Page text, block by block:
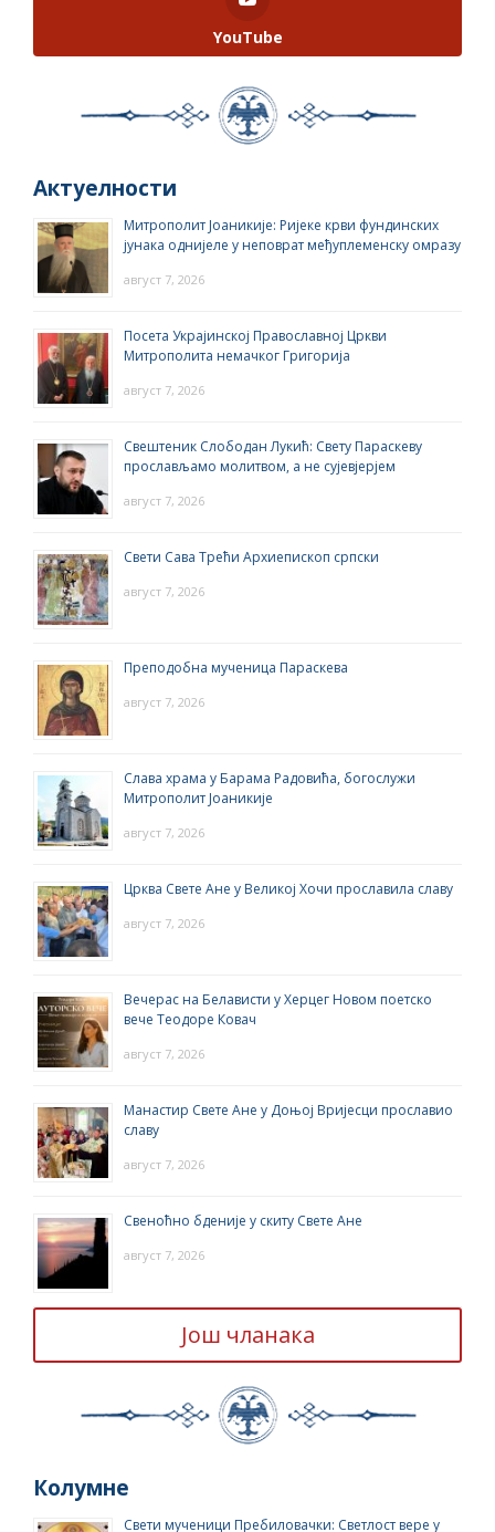
YouTube
Актуелности
Митрополит Јоаникије: Ријеке крви фундинских
јунака однијеле у неповрат међуплеменску омразу
август 7, 2026
Посета Украјинској Православној Цркви
Митрополита немачког Григорија
август 7, 2026
Свештеник Слободан Лукић: Свету Параскеву
прослављамо молитвом, а не сујевјерјем
август 7, 2026
Свети Сава Трећи Архиепископ српски
август 7, 2026
Преподобна мученица Параскева
август 7, 2026
Слава храма у Барама Радовића, богослужи
Митрополит Јоаникије
август 7, 2026
Црква Свете Ане у Великој Хочи прославила славу
август 7, 2026
Вечерас на Белависти у Херцег Новом поетско
вече Теодоре Ковач
август 7, 2026
Манастир Свете Ане у Доњој Вријесци прославио
славу
август 7, 2026
Свеноћно бденије у скиту Свете Ане
август 7, 2026
Још чланака
Колумне
Свети мученици Пребиловачки: Светлост вере у